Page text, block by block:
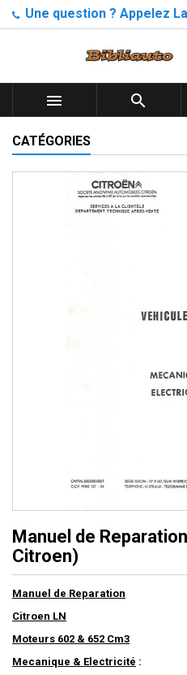
Une question ? Appelez
 
CATÉGORIES
Manuel de
Citroen)
Manuel de Reparation
Citroen LN
Moteurs 602 & 652 Cm3
Mecanique & Electricité :